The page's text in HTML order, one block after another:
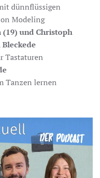
dünnflüssigen
Modeling
und Christoph
Tastaturen
Tanzen lernen